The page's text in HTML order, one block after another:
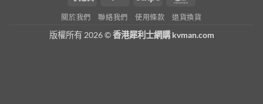
關於我們 聯絡我們 使用條款 退貨換貨
版權所有 2026 ©香港犀利士網購 kvman.com